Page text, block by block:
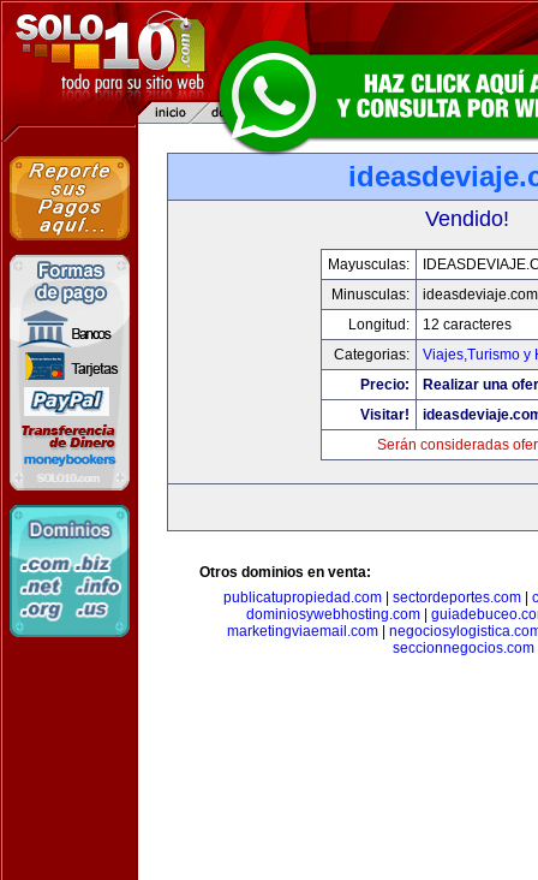
Vendido!
Mayusculas:
Minusculas:
ideasdeviaje.com
Longitud:
12 caracteres
Categorias:
Viajes,Turismo y
Precio:
Realizar una
Visitar!
Serán consideradas
Otros dominios en venta:
publicatupropiedad.com
sectordeportes.com
dominiosywebhosting.com|
marketingviaemail.com|
seccionnegocios.com